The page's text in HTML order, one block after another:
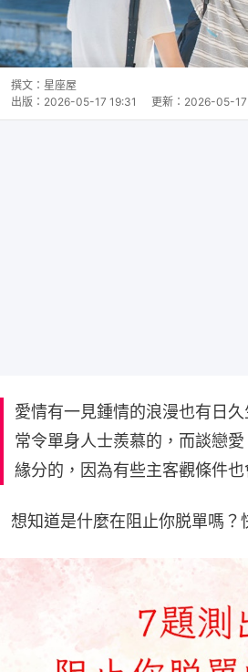
撰文： 星座屋
出版： 2026-05-17 19:31 更新： 2026-05-17
愛情有一見鍾情的浪漫也有日
常令單身人士羨慕的，而談戀
緣分的，因為有些主客觀條件也
想知道是什麼在阻止你脱單嗎？